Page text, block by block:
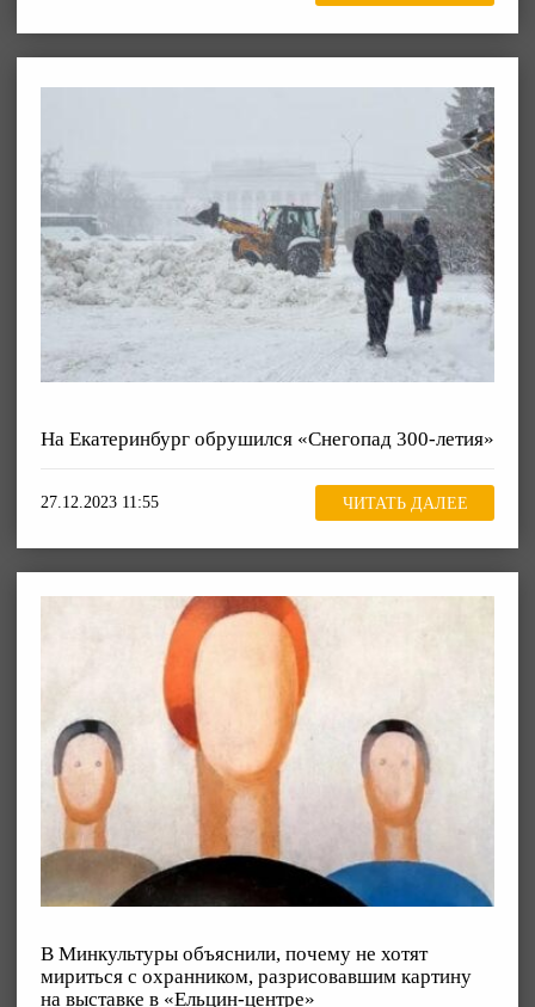
На Екатеринбург обрушился «Снегопад 300-летия»
27.12.2023 11:55 ЧИТАТЬ ДАЛЕЕ
В Минкультуры объяснили, почему не хотят
мириться с охранником, разрисовавшим картину
на выставке в «Ельцин-центре»